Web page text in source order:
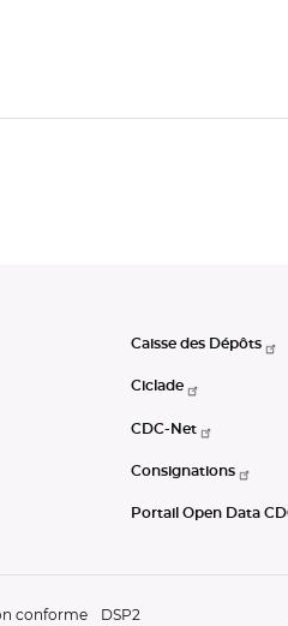
Caisse des Dépôts
Ciclade
CDC-Net
Consignations
Portail Open Data
conforme DSP2